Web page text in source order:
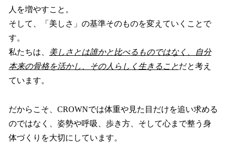
人を増やすこと。
そして、「美しさ」の基準そのものを変えていくことで
す。
私たちは、 美しさとは誰かと比べるものではなく、自分
本来の骨格を活かし、その人らしく生きることだと考え
ています。
だからこそ、CROWNでは体重や見た目だけを追い求める
のではなく、姿勢や呼吸、歩き方、そして心まで整う身
体づくりを大切にしています。